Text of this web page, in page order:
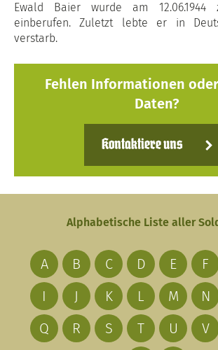
Ewald Baier wurde am 12.06.1944
einberufen. Zuletzt lebte er in
verstarb.
Fehlen Informationen
Daten?
Kontaktiere uns
Alphabetische Liste aller
A B C D E F
I
J K L M N
Q
R S T U V